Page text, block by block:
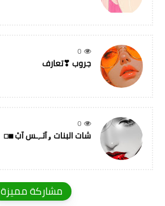
0
جروب ❣تعارف
0
شات البنات ۅآتـ,ـس آبْ ◼◻
مشاركة مميزة